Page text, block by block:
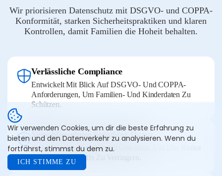
Wir priorisieren Datenschutz mit DSGVO- und COPPA-
Konformität, starken Sicherheitspraktiken und klaren
Kontrollen, damit Familien die Hoheit behalten.
Verlässliche Compliance
Entwickelt Mit Blick Auf DSGVO- Und COPPA-
Anforderungen, Um Familien- Und Kinderdaten Zu
Schützen.
Verschlüsselung Sensibler Daten
Daten Werden Verschlüsselt Geschützt, Um Das Risiko
Unbefugten Zugriffs Zu Verringern.
Wir verwenden Cookies, um dir die beste Erfahrung zu
bieten und den Datenverkehr zu analysieren. Wenn du
fortfährst, stimmst du dem zu.
ICH STIMME ZU